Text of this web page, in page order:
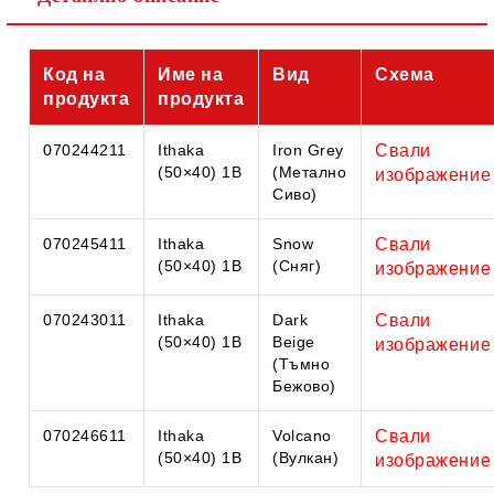
Код на
продукта
Име на
продукта
Вид Схема
070244211
Ithaka
(50×40) 1B
Iron Grey
(Метално
Сиво)
Свали
изображение
070245411
Ithaka
(50×40) 1B
Snow
(Сняг)
Свали
изображение
070243011
Ithaka
(50×40) 1B
Dark
Beige
(Тъмно
Бежово)
Свали
изображение
070246611
Ithaka
(50×40) 1B
Volcano
(Вулкан)
Свали
изображение